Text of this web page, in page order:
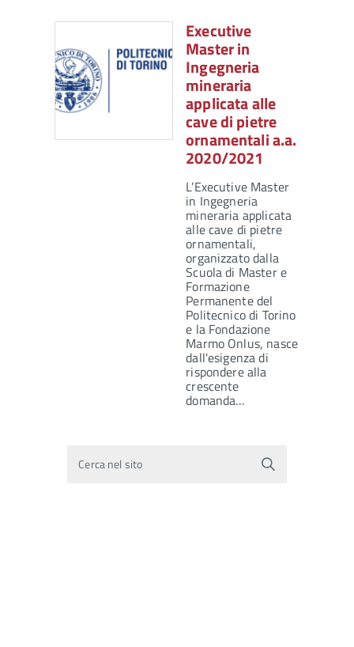
Executive
Master in
Ingegneria
mineraria
applicata alle
cave di pietre
ornamentali a.a.
2020/2021
L’Executive Master
in Ingegneria
mineraria applicata
alle cave di pietre
ornamentali,
organizzato dalla
Scuola di Master e
Formazione
Permanente del
Politecnico di Torino
e la Fondazione
Marmo Onlus, nasce
dall'esigenza di
rispondere alla
crescente
domanda…
Cerca nel sito